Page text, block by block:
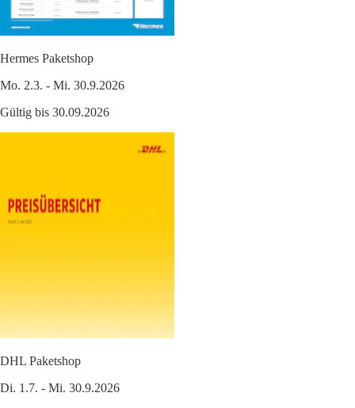
Hermes Paketshop
Mo. 2.3. - Mi. 30.9.2026
Gültig bis 30.09.2026
DHL Paketshop
Di. 1.7. - Mi. 30.9.2026